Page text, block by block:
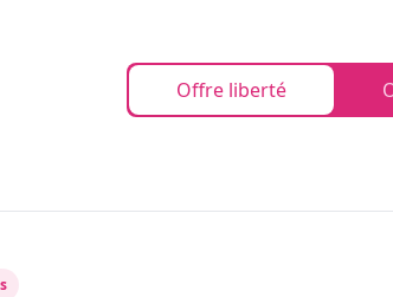
Offre liberté